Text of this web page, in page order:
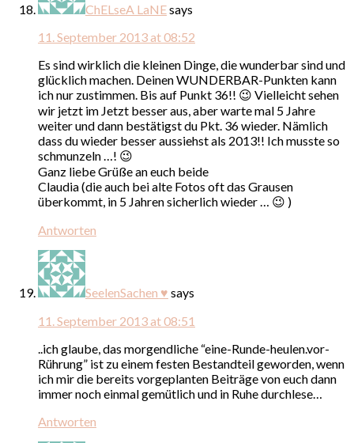
ChELseA LaNEsays
11. September 2013 at 08:52
Es sind wirklich die kleinen Dinge, die wunderbar sind und
glücklich machen. Deinen WUNDERBAR-Punkten kann
ich nur zustimmen. Bis auf Punkt 36!! 😉 Vielleicht sehen
wir jetzt im Jetzt besser aus, aber warte mal 5 Jahre
weiter und dann bestätigst du Pkt. 36 wieder. Nämlich
dass du wieder besser aussiehst als 2013!! Ich musste so
schmunzeln …! 😉
Ganz liebe Grüße an euch beide
Claudia (die auch bei alte Fotos oft das Grausen
überkommt, in 5 Jahren sicherlich wieder … 😉 )
Antworten
SeelenSachen ♥ says
11. September 2013 at 08:51
..ich glaube, das morgendliche “eine-Runde-heulen.vor-
Rührung” ist zu einem festen Bestandteil geworden, wenn
ich mir die bereits vorgeplanten Beiträge von euch dann
immer noch einmal gemütlich und in Ruhe durchlese…
Antworten